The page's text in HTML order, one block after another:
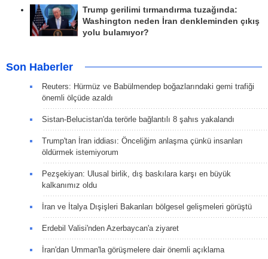
Trump gerilimi tırmandırma tuzağında:
Washington neden İran denkleminden çıkış
yolu bulamıyor?
Son Haberler
Reuters: Hürmüz ve Babülmendep boğazlarındaki gemi trafiği
önemli ölçüde azaldı
Sistan-Belucistan'da terörle bağlantılı 8 şahıs yakalandı
Trump'tan İran iddiası: Önceliğim anlaşma çünkü insanları
öldürmek istemiyorum
Pezşekiyan: Ulusal birlik, dış baskılara karşı en büyük
kalkanımız oldu
İran ve İtalya Dışişleri Bakanları bölgesel gelişmeleri görüştü
Erdebil Valisi'nden Azerbaycan'a ziyaret
İran'dan Umman'la görüşmelere dair önemli açıklama